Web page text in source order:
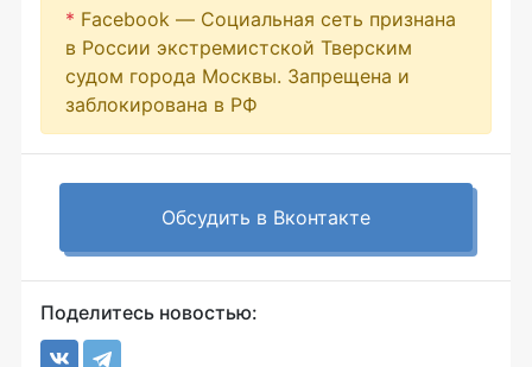
* Facebook — Социальная сеть признана
в России экстремистской Тверским
судом города Москвы. Запрещена и
заблокирована в РФ
Обсудить в Вконтакте
Поделитесь новостью: